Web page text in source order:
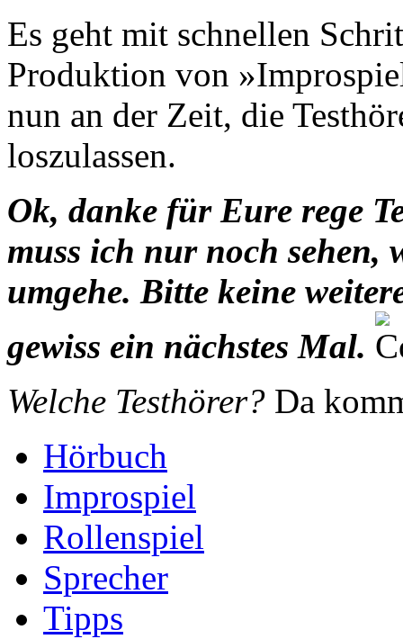
Es geht mit schnellen
Produktion von
nun an der Zeit, die
loszulassen.
Ok, danke für Eure rege
muss ich nur noch sehen,
umgehe. Bitte keine
gewiss ein nächstes Mal.
Welche Testhörer? Da
Hörbuch
Improspiel
Rollenspiel
Sprecher
Tipps